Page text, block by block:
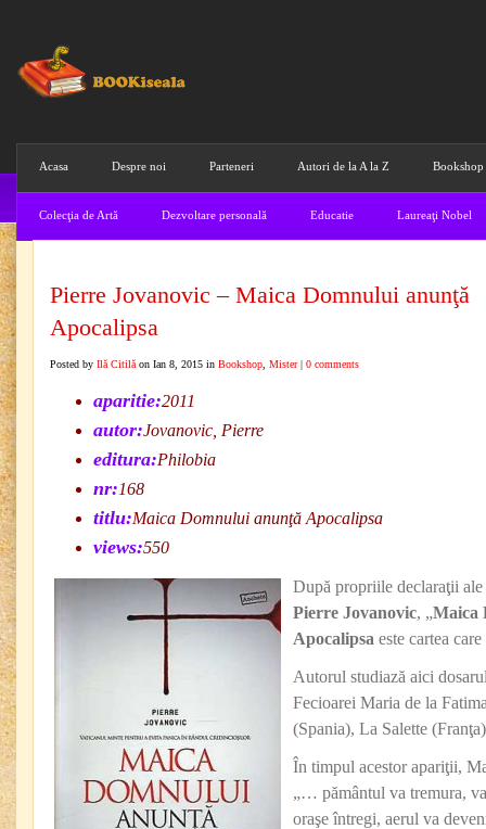
Acasa Despre noi Parteneri Autori de la A la Z Bookshop
Colecţia de Artă Dezvoltare personală Educatie Laureaţi Nobel
Pierre Jovanovic – Maica Domnului anunţă
Apocalipsa
Posted by Ilă Citilă on Ian 8, 2015 in Bookshop Mister| 0 comments
aparitie:2011
autor:Jovanovic, Pierre
editura:Philobia
nr:168
titlu:Maica Domnului anunţă Apocalipsa
views:550
După propriile declaraţii
Pierre Jovanovic, „Maica
Apocalipsa este cartea
Autorul studiază aici
Fecioarei Maria de la
(Spania), La Salette
În timpul acestor apariţii,
„… pământul va tremura,
oraşe întregi, aerul va